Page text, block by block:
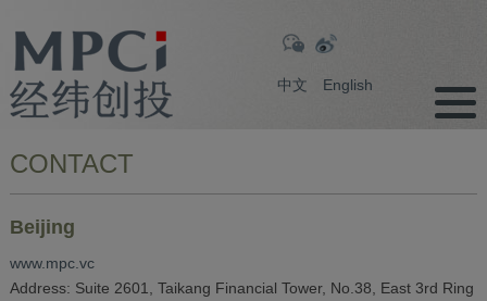
中文 English
CONTACT
Beijing
www.mpc.vc
Address: Suite 2601, Taikang Financial Tower, No.38, East 3rd Ring